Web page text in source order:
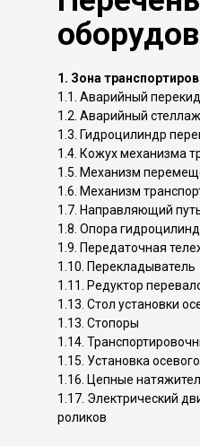
1. Зона
1.1. Аварийный
1.2. Аварийный стеллаж
1.3. Гидроцилиндр
1.4. Кожух механизма
1.5. Механизм
1.6. Механизм
1.7. Направляющий
1.8. Опора
1.9. Передаточная
1.10. Перекладыватель
1.11. Редуктор
1.13. Стол установки
1.13. Стопоры
1.14.
1.15. Установка
1.16. Цепные
1.17. Электрический
роликов